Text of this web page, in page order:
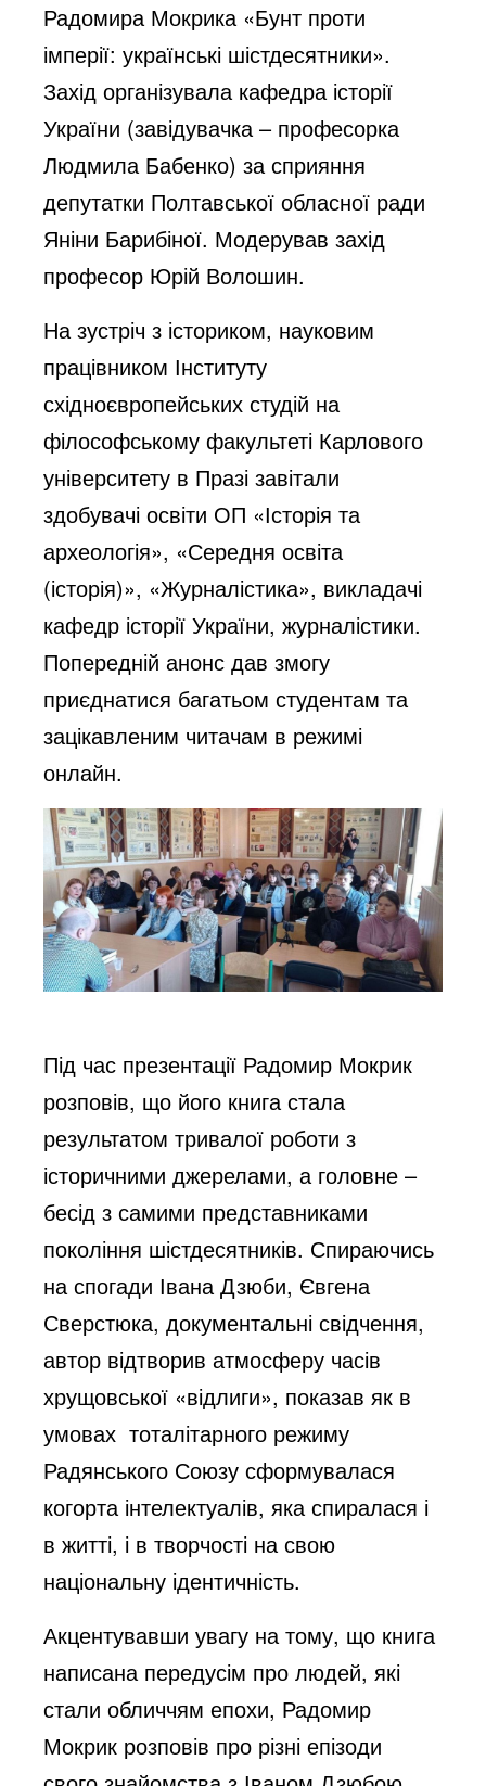
Радомира Мокрика «Бунт проти
імперії: українські шістдесятники».
Захід організувала кафедра історії
України (завідувачка – професорка
Людмила Бабенко) за сприяння
депутатки Полтавської обласної ради
Яніни Барибіної. Модерував захід
професор Юрій Волошин.
На зустріч з істориком, науковим
працівником Інституту
східноєвропейських студій на
філософському факультеті Карлового
університету в Празі завітали
здобувачі освіти ОП «Історія та
археологія», «Середня освіта
(історія)», «Журналістика», викладачі
кафедр історії України, журналістики.
Попередній анонс дав змогу
приєднатися багатьом студентам та
зацікавленим читачам в режимі
онлайн.
Під час презентації Радомир Мокрик
розповів, що його книга стала
результатом тривалої роботи з
історичними джерелами, а головне –
бесід з самими представниками
покоління шістдесятників. Спираючись
на спогади Івана Дзюби, Євгена
Сверстюка, документальні свідчення,
автор відтворив атмосферу часів
хрущовської «відлиги», показав як в
умовах тоталітарного режиму
Радянського Союзу сформувалася
когорта інтелектуалів, яка спиралася і
в житті, і в творчості на свою
національну ідентичність.
Акцентувавши увагу на тому, що книга
написана передусім про людей, які
стали обличчям епохи, Радомир
Мокрик розповів про різні епізоди